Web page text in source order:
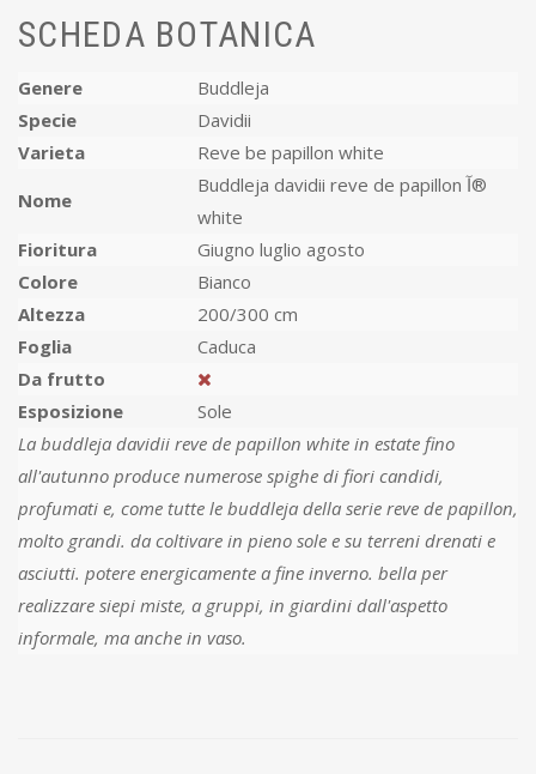
SCHEDA BOTANICA
Genere
Buddleja
Specie
Davidii
Varieta
Reve be papillon white
Nome
Buddleja davidii reve de papillon آ®
white
Fioritura
Giugno luglio agosto
Colore
Bianco
Altezza
200/300 cm
Foglia
Caduca
Da frutto
Esposizione
Sole
La buddleja davidii reve de papillon white in estate fino
all'autunno produce numerose spighe di fiori candidi,
profumati e, come tutte le buddleja della serie reve de papillon,
molto grandi. da coltivare in pieno sole e su terreni drenati e
asciutti. potere energicamente a fine inverno. bella per
realizzare siepi miste, a gruppi, in giardini dall'aspetto
informale, ma anche in vaso.